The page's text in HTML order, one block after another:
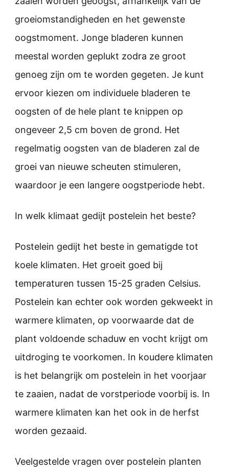
groeiomstandigheden en het gewenste
oogstmoment. Jonge bladeren kunnen
meestal worden geplukt zodra ze groot
genoeg zijn om te worden gegeten. Je kunt
ervoor kiezen om individuele bladeren te
oogsten of de hele plant te knippen op
ongeveer 2,5 cm boven de grond. Het
regelmatig oogsten van de bladeren zal de
groei van nieuwe scheuten stimuleren,
waardoor je een langere oogstperiode hebt.
In welk klimaat gedijt postelein het beste?
Postelein gedijt het beste in gematigde tot
koele klimaten. Het groeit goed bij
temperaturen tussen 15-25 graden Celsius.
Postelein kan echter ook worden gekweekt in
warmere klimaten, op voorwaarde dat de
plant voldoende schaduw en vocht krijgt om
uitdroging te voorkomen. In koudere klimaten
is het belangrijk om postelein in het voorjaar
te zaaien, nadat de vorstperiode voorbij is. In
warmere klimaten kan het ook in de herfst
worden gezaaid.
Veelgestelde vragen over postelein planten